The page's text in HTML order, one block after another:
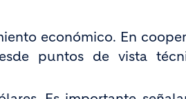
económico. En
puntos de vista